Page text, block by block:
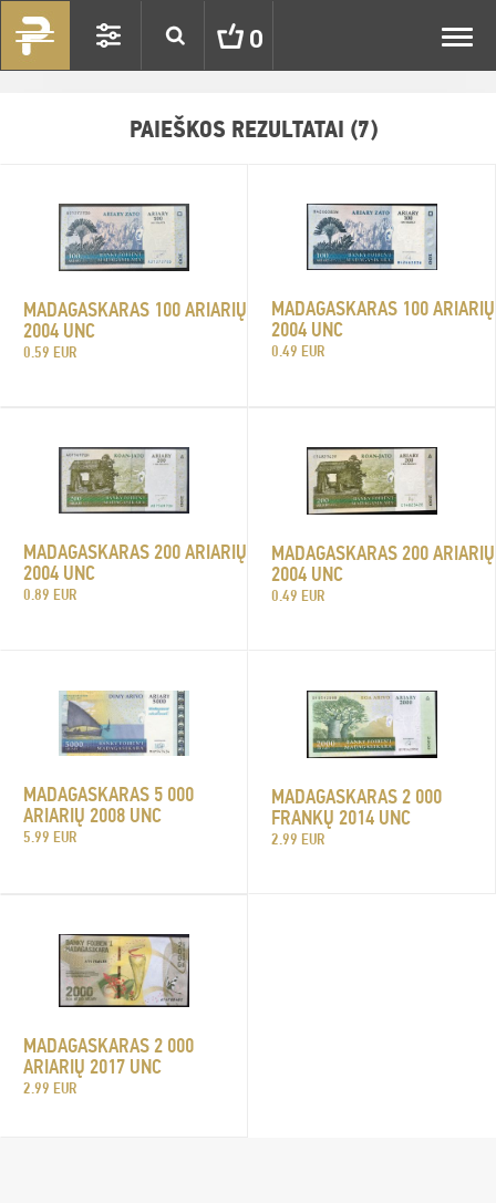
0
PAIEŠKOS REZULTATAI (7)
MADAGASKARAS 100 ARIARIŲ
2004 UNC
0.59 EUR
MADAGASKARAS 100 ARIARIŲ
2004 UNC
0.49 EUR
MADAGASKARAS 200 ARIARIŲ
2004 UNC
0.89 EUR
MADAGASKARAS 200 ARIARIŲ
2004 UNC
0.49 EUR
MADAGASKARAS 5 000
ARIARIŲ 2008 UNC
5.99 EUR
MADAGASKARAS 2 000
FRANKŲ 2014 UNC
2.99 EUR
MADAGASKARAS 2 000
ARIARIŲ 2017 UNC
2.99 EUR